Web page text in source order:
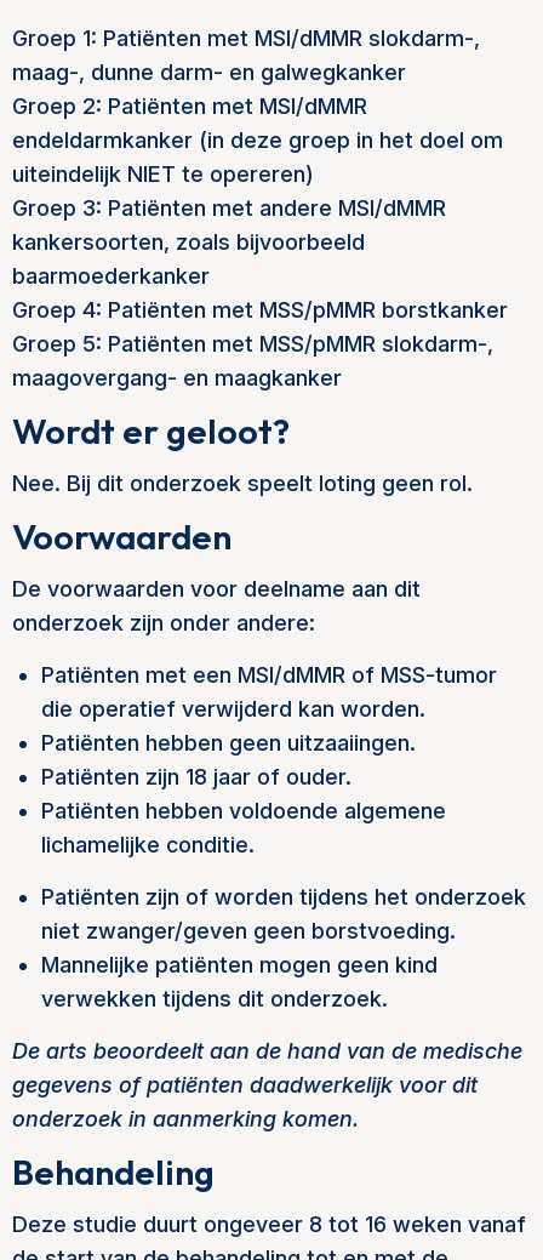
Groep 1: Patiënten met MSI/dMMR slokdarm-,
maag-, dunne darm- en galwegkanker
Groep 2: Patiënten met MSI/dMMR
endeldarmkanker (in deze groep in het doel om
uiteindelijk NIET te opereren)
Groep 3: Patiënten met andere MSI/dMMR
kankersoorten, zoals bijvoorbeeld
baarmoederkanker
Groep 4: Patiënten met MSS/pMMR borstkanker
Groep 5: Patiënten met MSS/pMMR slokdarm-,
maagovergang- en maagkanker
Wordt er geloot?
Nee. Bij dit onderzoek speelt loting geen rol.
Voorwaarden
De voorwaarden voor deelname aan dit
onderzoek zijn onder andere:
Patiënten met een MSI/dMMR of MSS-tumor
die operatief verwijderd kan worden.
Patiënten hebben geen uitzaaiingen.
Patiënten zijn 18 jaar of ouder.
Patiënten hebben voldoende algemene
lichamelijke conditie.
Patiënten zijn of worden tijdens het onderzoek
niet zwanger/geven geen borstvoeding.
Mannelijke patiënten mogen geen kind
verwekken tijdens dit onderzoek.
De arts beoordeelt aan de hand van de medische
gegevens of patiënten daadwerkelijk voor dit
onderzoek in aanmerking komen.
Behandeling
Deze studie duurt ongeveer 8 tot 16 weken vanaf